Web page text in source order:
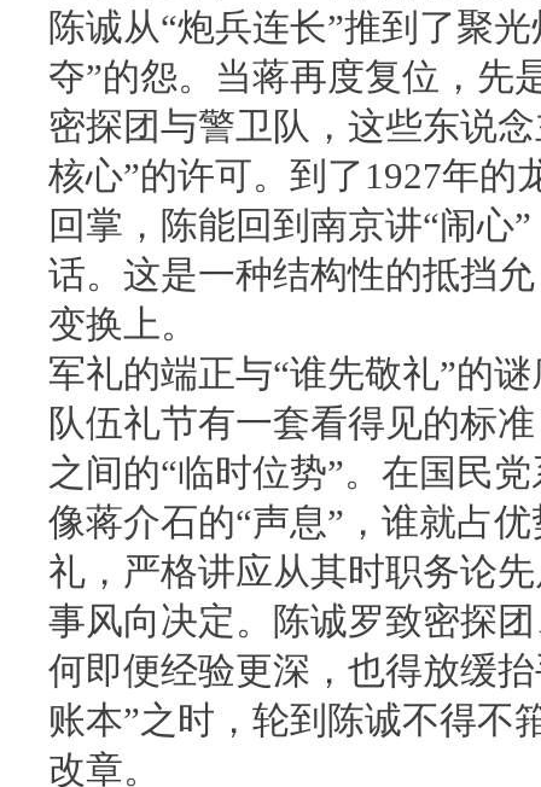
陈诚从“炮兵连长”推到了聚
夺”的怨。当蒋再度复位，先
密探团与警卫队，这些东说
核心”的许可。到了1927年
回掌，陈能回到南京讲“闹心
话。这是一种结构性的抵挡
变换上。
军礼的端正与“谁先敬礼”的谜
队伍礼节有一套看得见的标
之间的“临时位势”。在国民
像蒋介石的“声息”，谁就占
礼，严格讲应从其时职务论
事风向决定。陈诚罗致密探
何即便经验更深，也得放缓
账本”之时，轮到陈诚不得不
改章。